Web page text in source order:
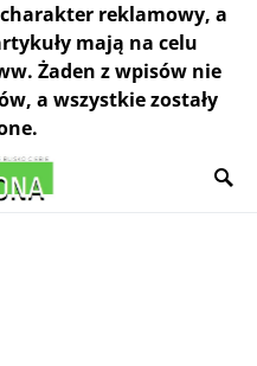
reklamowy, a
mają na celu
Żaden z wpisów nie
a wszystkie zostały